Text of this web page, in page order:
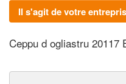
Il s'agit de votre
Ceppu d ogliastru 20117